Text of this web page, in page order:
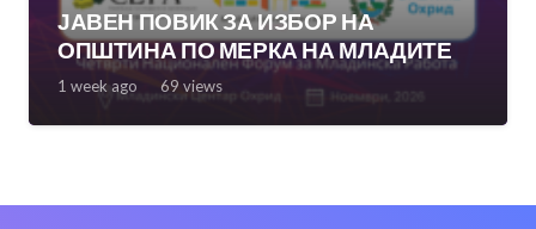
ЈАВЕН ПОВИК ЗА ИЗБОР НА
ОПШТИНА ПО МЕРКА НА МЛАДИТЕ
1 week ago 69 views